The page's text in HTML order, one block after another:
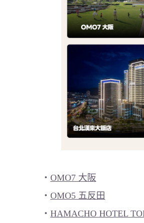
・ OMO7 大阪
・ OMO5 五反田
・ HAMACHO HOTEL